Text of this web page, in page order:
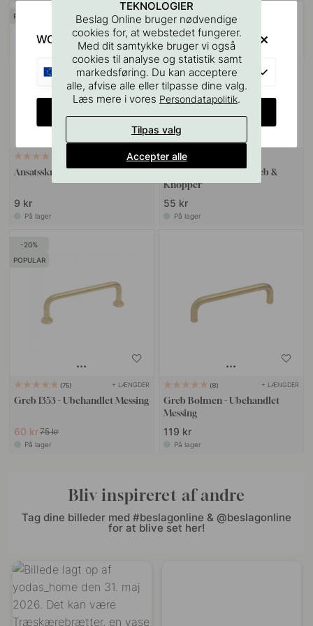
POPULAR
VÆGBESLAG
Ansatsskrue M4x50mm 1stk
9 kr
På lager
Boreskabelonen til Greb &
Knopper
55 kr
På lager
20
POPULAR
75 + LÆNGDER
Greb 1353 - Ubehandlet Messing
60 kr75 kr
På lager
8 + LÆNGDER
Greb Bolmen - Ubehandlet
Messing
119 kr
På lager
Bliv inspireret af andre
Tag dine billeder med #beslagonline & @beslagonline
for at blive set her!
TEKNOLOGIER
Beslag Online bruger nødvendige
cookies for, at webstedet fungerer.
Med dit samtykke bruger vi også
cookies til analyse og statistik samt
markedsføring. Du kan acceptere
alle, afvise alle eller tilpasse dine valg.
Læs mere i vores Persondatapolitik.
Tilpas valg
Accepter alle
WOULD YOU RATHER VISIT?
EU